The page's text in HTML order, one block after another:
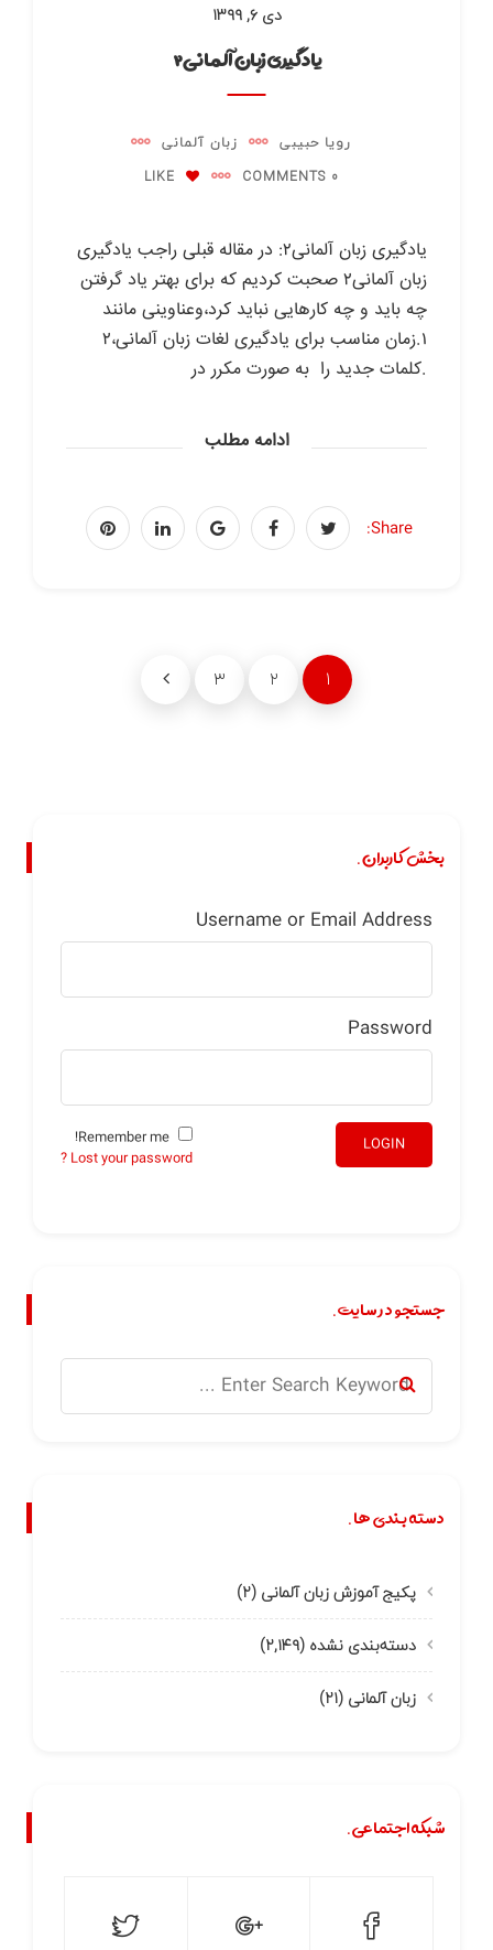
دی ۶, ۱۳۹۹
یادگیری زبان آلمانی۲
رویا حبیبی
زبان آلمانی
0 COMMENTS
LIKE
یادگیری زبان آلمانی۲: در مقاله قبلی راجب یادگیری
زبان آلمانی۲ صحبت کردیم که برای بهتر یاد گرفتن
چه باید و چه کارهایی نباید کرد،وعناوینی مانند
۱.زمان مناسب برای یادگیری لغات زبان آلمانی،۲
.کلمات جدید را به صورت مکرر در
ادامه مطلب
Share:
۱ ۲ ۳
بخش کاربران.
Username or Email Address
Password
LOGIN
Lost your password ?
جستجو در سایت.
دسته بندی ها.
پکیج آموزش زبان آلمانی (۲)
دسته‌بندی نشده (۲,۱۴۹)
زبان آلمانی (۲۱)
شبکه اجتماعی.